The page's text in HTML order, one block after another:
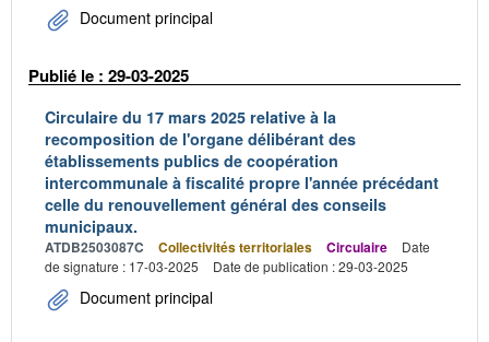
Document principal
Publié le : 29-03-2025
Circulaire du 17 mars 2025 relative à la
recomposition de l'organe délibérant des
établissements publics de coopération
intercommunale à fiscalité propre l'année précédant
celle du renouvellement général des conseils
municipaux.
ATDB2503087C Collectivités territoriales Circulaire
Date
de signature : 17-03-2025
Date de publication : 29-03-2025
Document principal